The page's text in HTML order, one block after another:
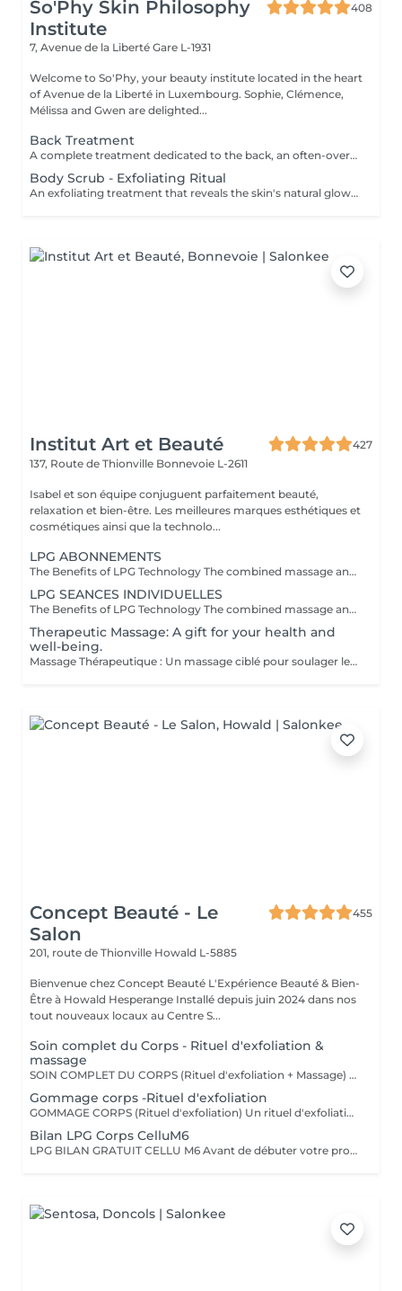
So'Phy Skin Philosophy
Institute
408
7, Avenue de la Liberté Gare L-1931
Welcome to So'Phy, your beauty institute located in the heart
of Avenue de la Liberté in Luxembourg. Sophie, Clémence,
Mélissa and Gwen are delighted...
Back Treatment
A complete treatment dedicated to the back, an often-overlooked area that can be prone to tension and imperfections. The treatment begins with cleansing and exfoliation to purify the skin, refine its texture and improve its overall appearance. Depending on your needs and the selected duration (30 or 60 minutes), more targeted work may be performed to deeply cleanse and rebalance the skin. The treatment ends with a relaxing massage to release accumulated tension and provide an immediate sense of well-being. The skin feels clearer, smoother, and the back deeply relaxed. An ideal treatment to care for this often-neglected area while enjoying a moment of relaxation.
Body Scrub - Exfoliating Ritual
An exfoliating treatment that reveals the skin's natural glow while offering a true moment of relaxation. The scrub removes dead skin cells, refines skin texture and leaves the skin soft and radiant. According to your preference, you can choose between a black soap scrub for a purifying and enveloping experience, or a grain-based scrub for a more invigorating and effective exfoliation. Your chosen fragrance accompanies the entire treatment, with the option to extend the experience with a nourishing massage oil. The skin feels smooth, soft and delicately scented, while the body relaxes and the mind unwinds. An ideal treatment to prepare the skin, enhance its appearance or simply enjoy a moment for yourself.
Institut Art et Beauté
427
137, Route de Thionville Bonnevoie L-2611
Isabel et son équipe conjuguent parfaitement beauté,
relaxation et bien-être. Les meilleures marques esthétiques et
cosmétiques ainsi que la technolo...
LPG ABONNEMENTS
The Benefits of LPG Technology The combined massage and suction of the LPG Cellu M6 Medical offer 100% natural slimming, anti-aging, and therapeutic solutions through painless massages that naturally reactivate cellular mechanisms, providing various benefits tailored to your specific needs. Aesthetic Benefits: Reduces cellulite, with the "orange peel" appearance gradually disappearing, restoring the skin's smooth and firm appearance. Harmonizes the silhouette. Firms and improves the skin's appearance. Reduces the appearance of scars, grafts, and burns. Therapeutic Benefits: Improves lymphatic and blood circulation. Promotes postoperative recovery. Generates a relaxing effect. Reduces muscle pain. Relieves heavy legs and swollen ankles. Prepares the body for physical effort. Facilitates recovery after exercise: muscle soreness, etc. Treats sports-related conditions: tendinitis, muscle injuries, etc. Provides relaxation and muscle relaxation. Trained Practitioners: Carla Lisete Carla Marie Francesca Take care of your body and beauty today with LPG technology to prepare your skin and body for the years to come.
LPG SEANCES INDIVIDUELLES
The Benefits of LPG Technology The combined massage and suction of the LPG Cellu M6 Medical offer 100% natural slimming, anti-aging, and therapeutic solutions through painless massages that naturally reactivate cellular mechanisms, providing various benefits tailored to your specific needs. Aesthetic Benefits: Reduces cellulite, with the "orange peel" appearance gradually disappearing, restoring the skin's smooth and firm appearance. Harmonizes the silhouette. Firms and improves the skin's appearance. Reduces the appearance of scars, grafts, and burns. Therapeutic Benefits: Improves lymphatic and blood circulation. Promotes postoperative recovery. Generates a relaxing effect. Reduces muscle pain. Relieves heavy legs and swollen ankles. Prepares the body for physical effort. Facilitates recovery after exercise: muscle soreness, etc. Treats sports-related conditions: tendinitis, muscle injuries, etc. Provides relaxation and muscle relaxation. Trained Practitioners: Carla Lisete Carla Marie Francesca Take care of your body and beauty today with LPG technology to prepare your skin and body for the years to come.
Therapeutic Massage: A gift for your health and
well-being.
Massage Thérapeutique : Un massage ciblé pour soulager les tensions musculaires, réduire le stress, et rééquilibrer votre corps. Soulagement des Douleurs Musculaires : Les techniques de massage ciblent les zones de tension pour libérer les nuds musculaires et améliorer la flexibilité. Réduction du Stress : Les massages aident à abaisser les niveaux de cortisol, l'hormone du stress, ce qui favorise la détente et une meilleure gestion du stress. Amélioration du Bien-être Général : Ils stimulent la circulation sanguine, renforcent le système immunitaire, et contribuent à un meilleur sommeil, ce qui mène à une vie plus équilibrée. Au-delà du physique, ces massages favorisent une sensation de paix intérieure et de clarté mentale. Praticiennes Qualifiées : Experts dans diverses techniques de massage. Traitements Personnalisés : Séances adaptées à vos besoins spécifiques. Ambiance Apaisante : Un environnement relaxant. Une nouvelle manière de prendre soin de vous.
Concept Beauté - Le
Salon
455
201, route de Thionville Howald L-5885
Bienvenue chez Concept Beauté L'Expérience Beauté & Bien-
Être à Howald Hesperange Installé depuis juin 2024 dans nos
tout nouveaux locaux au Centre S...
Soin complet du Corps - Rituel d'exfoliation &
massage
SOIN COMPLET DU CORPS (Rituel d'exfoliation + Massage) Un soin divin combinant un gommage doux et un massage relaxant pour une peau sublimée et un corps détendu. L'exfoliation, réalisée avec le Body Strategist Scrub de Comfort Zone, élimine les cellules mortes, affine le grain de peau et prépare à l'absorption des actifs hydratants. Le massage qui suit nourrit et apaise la peau grâce aux textures veloutées et aux actifs régénérants des huiles de soin Comfort Zone, pour une sensation de bien-être absolu.
Gommage corps -Rituel d'exfoliation
GOMMAGE CORPS (Rituel d'exfoliation) Un rituel d'exfoliation délicat qui débarrasse la peau des impuretés et cellules mortes pour la laisser incroyablement douce et lumineuse. Nous utilisons le Body Strategist Scrub de Comfort Zone, un gommage aux particules naturelles qui stimule la microcirculation et révèle l'éclat de votre peau. Idéal avant un massage, un soin hydratant ou pour préparer la peau au bronzage.
Bilan LPG Corps CelluM6
LPG BILAN GRATUIT CELLU M6 Avant de débuter votre programme LPG, nous vous offrons un bilan personnalisé. Cette séance permet d'analyser votre peau, d'évaluer vos besoins et de définir ensemble le protocole le plus adapté à vos objectifs (fermeté, cellulite, drainage, remodelage). Grâce à la technologie brevetée LPG Endermologie, nous vous conseillons un programme sur-mesure pour optimiser vos résultats dès la première séance. Un accompagnement exclusif : En plus de votre programme LPG, bénéficiez des conseils d'une professionnelle, coach en nutrition et bien-être, pour des résultats optimisés et durables. Un suivi global pour retrouver une silhouette harmonieuse et une meilleure vitalité ! Le Lipomassage est une technique issu de l'endermologie ,c'est la solution aux problèmes de cellulite, de graisses localisées et de relachement cutané. Cellu M6 combine trois efets majeurs: - Le destockage : il active la lipolyse et stimule les adipocytes déclenchant la libération des graisses - Le raffermissement : il stimule les fibroblastes pour générer collagène et élastine - Le rescultage : il décloisonne les amas graisseux et agit sur les septas ( aspect capitons )